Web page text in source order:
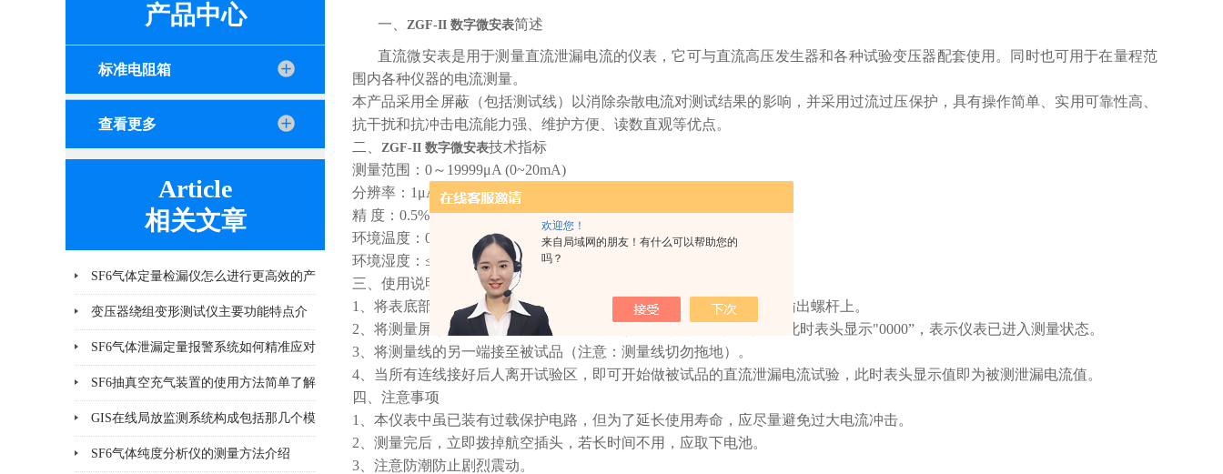
欢迎您！
来自局域网的朋友！有什么可以帮助您的
吗？
产品中心
标准电阻箱
查看更多
Article
相关文章
SF6气体定量检漏仪怎么进行更高效的产
品检漏?
变压器绕组变形测试仪主要功能特点介
绍
SF6气体泄漏定量报警系统如何精准应对
泄漏风险？
SF6抽真空充气装置的使用方法简单了解
一下
GIS在线局放监测系统构成包括那几个模
块
SF6气体纯度分析仪的测量方法介绍
一、 ZGF-II 数字微安表简述
直流微安表是用于测量直流泄漏电流的仪表，它可与直流高压发生器和各种试验变压器配套使用。同时也可用于在量程范
围内各种仪器的电流测量。
本产品采用全屏蔽（包括测试线）以消除杂散电流对测试结果的影响，并采用过流过压保护，具有操作简单、实用可靠性高、
抗干扰和抗冲击电流能力强、维护方便、读数直观等优点。
二、 ZGF-II 数字微安表技术指标
测量范围：0～19999μA (0~20mA)
分辨率：1μA
精 度：0.5%±1d
环境温度：0～40℃
环境湿度：≤85%
三、使用说明
1、将表底部直接插入高压发生器或轻型试验变压器顶部的直流高压输出螺杆上。
2、将测量屏蔽线装有航空插头的一端对准仪表的顶部航空插座插上,此时表头显示"0000”，表示仪表已进入测量状态。
3、将测量线的另一端接至被试品（注意：测量线切勿拖地）。
4、当所有连线接好后人离开试验区，即可开始做被试品的直流泄漏电流试验，此时表头显示值即为被测泄漏电流值。
四、注意事项
1、本仪表中虽已装有过载保护电路，但为了延长使用寿命，应尽量避免过大电流冲击。
2、测量完后，立即拨掉航空插头，若长时间不用，应取下电池。
3、注意防潮防止剧烈震动。